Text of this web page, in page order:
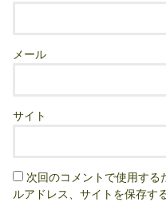
メール
サイト
次回のコメントで使用する
ルアドレス、サイトを保存する